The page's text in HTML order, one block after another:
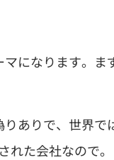
になります。ま
ありで、世界で
た会社なので。